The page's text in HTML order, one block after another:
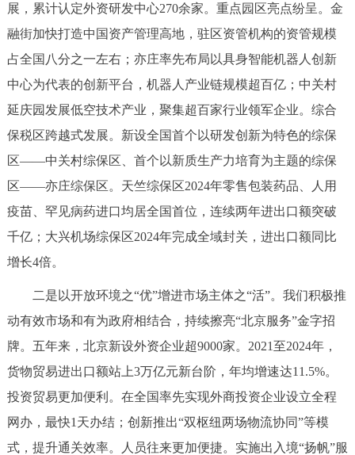
多语种
ENGLISH 한국어 日本語
DEUTSCH FRANÇAIS РУССКИЙ ЯЗЫК
ESPAÑOL العربية PORTUGUÊS
ITALIANO
展，累计认定外资研发中心270余家。重点园区亮点纷呈。金
融街加快打造中国资产管理高地，驻区资管机构的资管规模
占全国八分之一左右；亦庄率先布局以具身智能机器人创新
中心为代表的创新平台，机器人产业链规模超百亿；中关村
延庆园发展低空技术产业，聚集超百家行业领军企业。综合
保税区跨越式发展。新设全国首个以研发创新为特色的综保
区——中关村综保区、首个以新质生产力培育为主题的综保
区——亦庄综保区。天竺综保区2024年零售包装药品、人用
疫苗、罕见病药进口均居全国首位，连续两年进出口额突破
千亿；大兴机场综保区2024年完成全域封关，进出口额同比
增长4倍。
二是以开放环境之“优”增进市场主体之“活”。我们积极推
动有效市场和有为政府相结合，持续擦亮“北京服务”金字招
牌。五年来，北京新设外资企业超9000家。2021至2024年，
货物贸易进出口额站上3万亿元新台阶，年均增速达11.5%。
投资贸易更加便利。在全国率先实现外商投资企业设立全程
网办，最快1天办结；创新推出“双枢纽两场物流协同”等模
式，提升通关效率。人员往来更加便捷。实施出入境“扬帆”服